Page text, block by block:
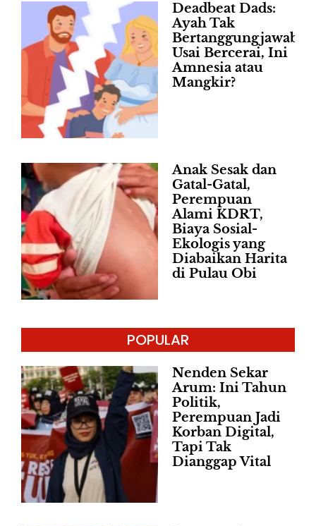
Deadbeat Dads:
Ayah Tak
Bertanggungjawab
Usai Bercerai, Ini
Amnesia atau
Mangkir?
Anak Sesak dan
Gatal-Gatal,
Perempuan
Alami KDRT,
Biaya Sosial-
Ekologis yang
Diabaikan Harita
di Pulau Obi
POPULAR
Nenden Sekar
Arum: Ini Tahun
Politik,
Perempuan Jadi
Korban Digital,
Tapi Tak
Dianggap Vital